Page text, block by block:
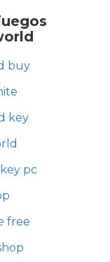
buy
key
pc
free